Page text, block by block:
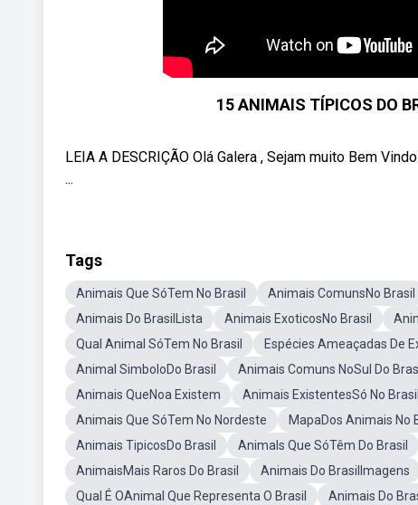
15 ANIMAIS TÍPICOS DO
LEIA A DESCRIÇÃO Olá Galera , Sejam muito Bem
...
Tags
Animais Que SóTem No Brasil Animais ComunsNo Brasil
Animais Do BrasilLista
Animais ExoticosNo Brasil
Qual Animal SóTem No Brasil
Espécies Ameaçadas De
Animal SimboloDo Brasil
Animais Comuns NoSul Do
Animais QueNoa Existem
Animais ExistentesSó No Brasil
Animais Que SóTem No Nordeste
MapaDos Animais No
Animais TipicosDo Brasil
Animals Que SóTêm Do Brasil
AnimaisMais Raros Do Brasil
Animais Do BrasilImagens
Qual É OAnimal Que Representa O Brasil
Animais Do